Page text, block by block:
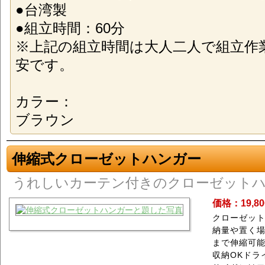
●台湾製
●組立時間：60分
※上記の組立時間は大人二人で組立作
安です。
カラー：
ブラウン
伸縮式クローゼットハンガー
うれしいカーテン付きのクローゼット
価格：
クローゼッ
納量や置く
まで伸縮可
収納OKドラ